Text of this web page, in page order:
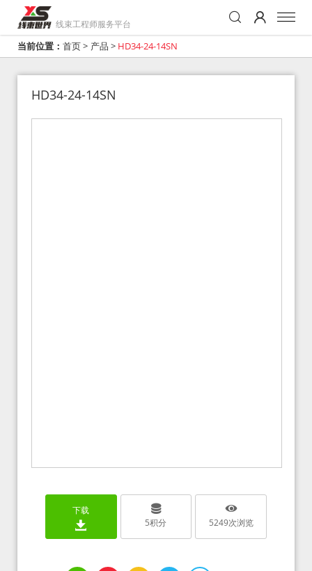
线束工程师服务平台
当前位置： 首页> 产品 > HD34-24-14SN
HD34-24-14SN
下载
5积分 5249次浏览